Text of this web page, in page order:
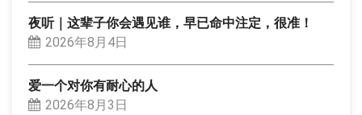
夜听｜这辈子你会遇见谁，早已命中注定，很准！
2026年8月4日
爱一个对你有耐心的人
2026年8月3日